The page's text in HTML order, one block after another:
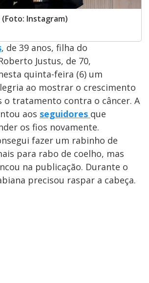
(Foto: Instagram)
, de 39 anos, filha do
Justus, de 70,
quinta-feira (6) um
ao mostrar o crescimento
o tratamento contra o câncer. A
aos seguidores que
os fios novamente.
fazer um rabinho de
para rabo de coelho, mas
na publicação. Durante o
precisou raspar a cabeça.